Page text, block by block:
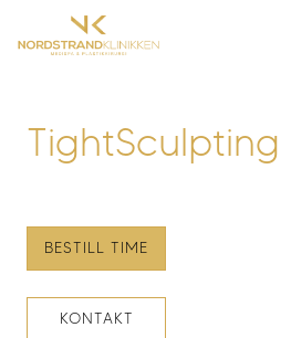
TightSculpting
BESTILL TIME
KONTAKT